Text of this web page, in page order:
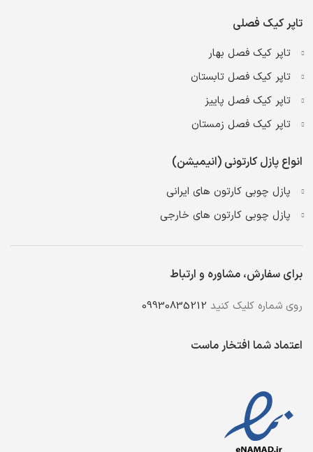
تاپر کیک فصلی
تاپر کیک فصل بهار
تاپر کیک فصل تابستان
تاپر کیک فصل پاییز
تاپر کیک فصل زمستان
انواع پازل کارتونی (انیمیشن)
پازل چوبی کارتون های ایرانی
پازل چوبی کارتون های خارجی
برای سفارش، مشاوره و ارتباط
روی شماره کلیک کنید 09930835212
اعتماد شما افتخار ماست